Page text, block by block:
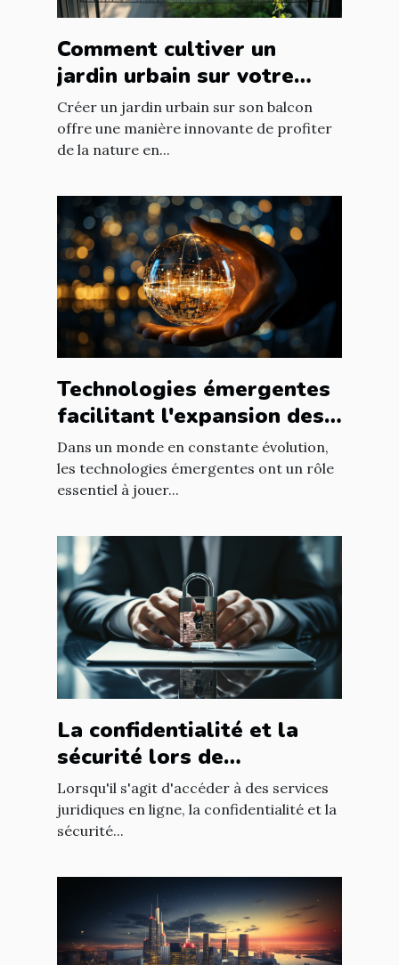
Comment cultiver un
jardin urbain sur votre
balcon
Créer un jardin urbain sur son balcon
offre une manière innovante de profiter
de la nature en...
Technologies émergentes
facilitant l'expansion des
entreprises
Dans un monde en constante évolution,
les technologies émergentes ont un rôle
essentiel à jouer...
La confidentialité et la
sécurité lors de
l'utilisation d'un avocat en
ligne
Lorsqu'il s'agit d'accéder à des services
juridiques en ligne, la confidentialité et la
sécurité...